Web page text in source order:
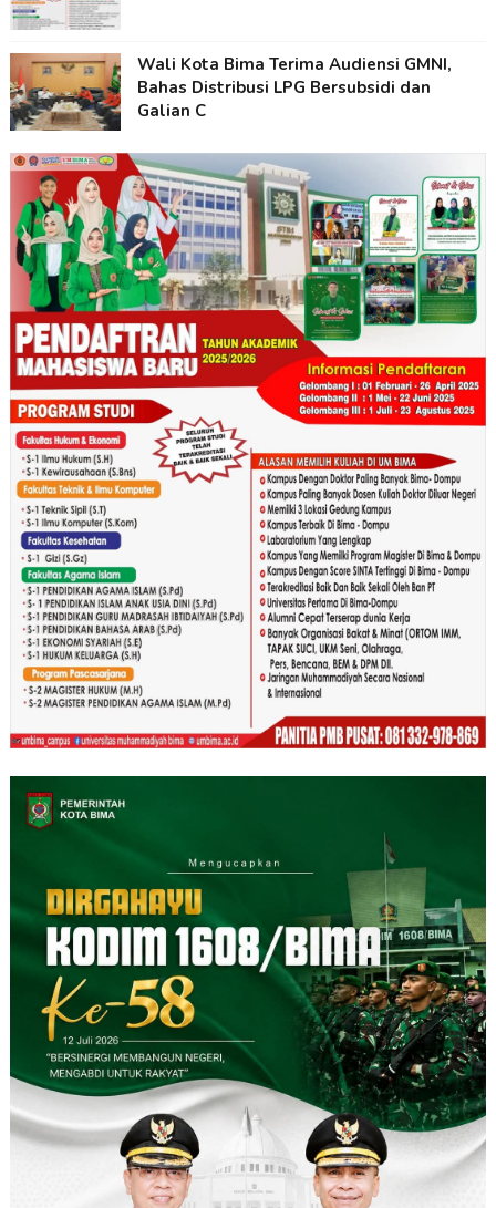
Wali Kota Bima Terima Audiensi GMNI,
Bahas Distribusi LPG Bersubsidi dan
Galian C